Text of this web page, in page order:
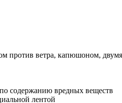
против ветра, капюшоном,
по содержанию вредных веществ
лентой